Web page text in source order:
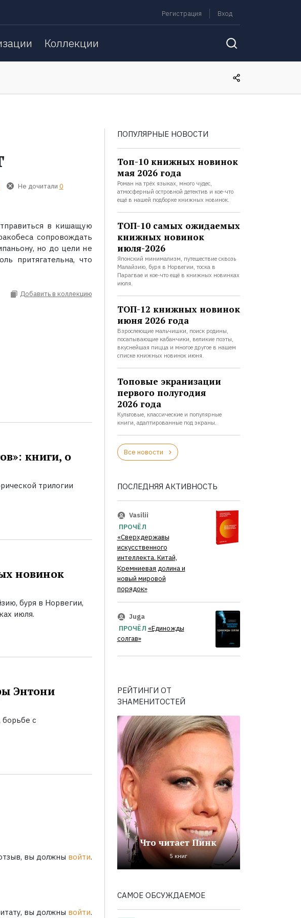
Регистрация Вход
Коллекции
Не дочитали 0
в кишащую
сопровождать
но до цели не
притягательна, что
Добавить в коллекцию
книги, о
трилогии
новинок
буря в Норвегии,
июля.
Энтони
борьбе с
вы должны войти.
вы должны войти.
ПОПУЛЯРНЫЕ НОВОСТИ
Топ-10 книжных новинок
мая 2026 года
Роман на трёх языках, много чудес,
атмосферный островной детектив и кое-что
ещё в нашей подборке книжных новинок.
ТОП-10 самых ожидаемых
книжных новинок
июля-2026
Японский минимализм, путешествие сквозь
Малайзию, буря в Норвегии, тоска в
Парагвае и кое-что ещё в книжных новинках
июля.
ТОП-12 книжных новинок
июня 2026 года
Взрослеющие мальчишки, поиск родины,
посапывающие кабанчики, великие поэты,
вкуснейшая пицца и многое другое в нашем
списке книжных новинок июня.
Топовые экранизации
первого полугодия
2026 года
Культовые, классические и популярные
книги, адаптированные под экраны.
Все новости
ПОСЛЕДНЯЯ АКТИВНОСТЬ
Vasilii
ПРОЧЁЛ
«Сверхдержавы
искусственного
интеллекта. Китай,
Кремниевая долина и
новый мировой
порядок»
Juga
ПРОЧЁЛ «Единожды
солгав»
РЕЙТИНГИ ОТ
ЗНАМЕНИТОСТЕЙ
Что читает Пинк
5 книг
САМОЕ ОБСУЖДАЕМОЕ